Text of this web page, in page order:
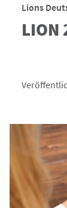
Lions
LION